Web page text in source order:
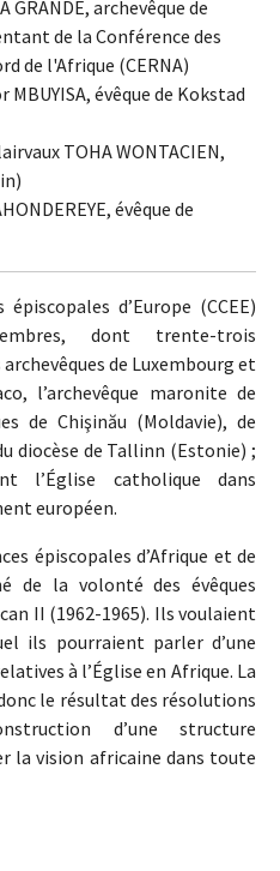
GRANDE, archevêque de
de la Conférence des
de l'Afrique (CERNA)
MBUYISA, évêque de Kokstad
TOHA WONTACIEN,
évêque de
d’Europe (CCEE)
dont trente-trois
de Luxembourg et
l’archevêque maronite de
de Chişinău (Moldavie), de
diocèse de Tallinn (Estonie) ;
l’Église catholique dans
européen.
épiscopales d’Afrique et de
de la volonté des évêques
II (1962-1965). Ils voulaient
ils pourraient parler d’une
à l’Église en Afrique. La
le résultat des résolutions
d’une structure
la vision africaine dans toute